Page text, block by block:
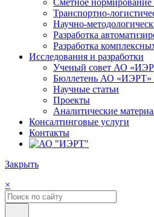
Сметное нормирование
Транспортно-
Научно-
Разработка
Разработка
Исследования и разработки
Ученый совет АО
Бюллетень АО «ИЭРТ»
Научные статьи
Проекты
Аналитические
Консалтинговые услуги
Контакты
Закрыть
×